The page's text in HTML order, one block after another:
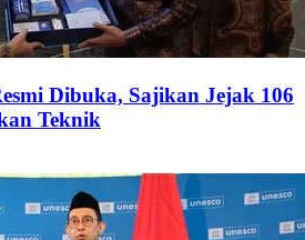
Dibuka, Sajikan Jejak 106
Teknik